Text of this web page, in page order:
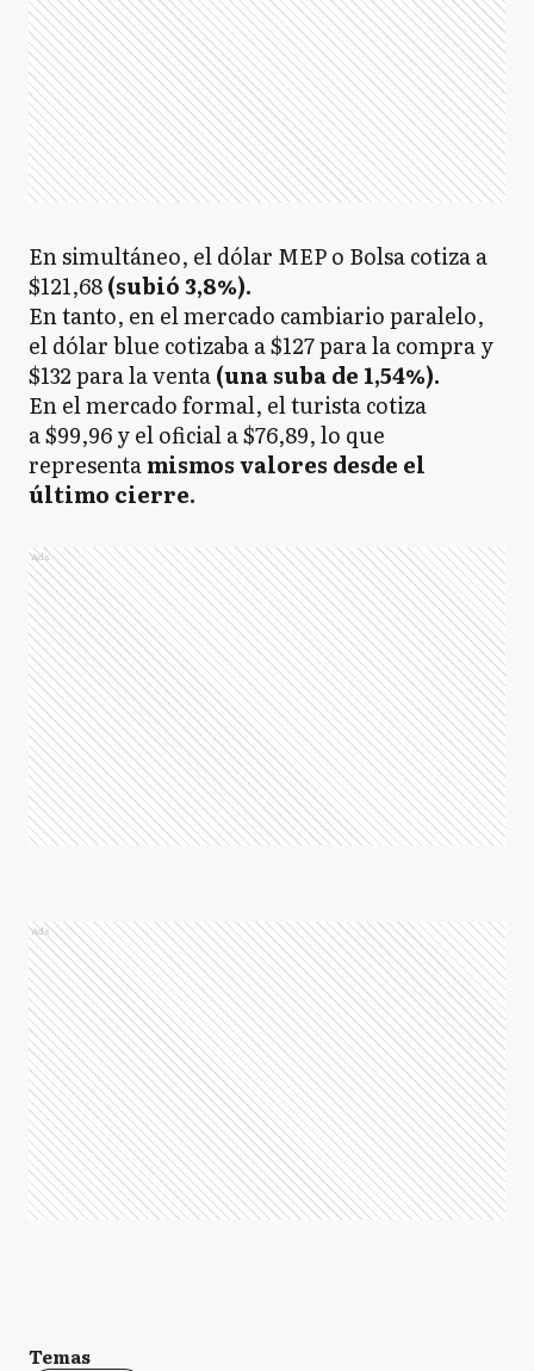
En simultáneo, el dólar MEP o Bolsa cotiza a
$121,68(subió 3,8%).
En tanto, en el mercado cambiario paralelo,
el dólar blue cotizaba a $127 para la compra y
$132 para la venta(una suba de 1,54%).
En el mercado formal, el turista cotiza
a $99,96 y el oficial a $76,89, lo que
representamismos valores desde el
último cierre.
Ads
Ads
Temas